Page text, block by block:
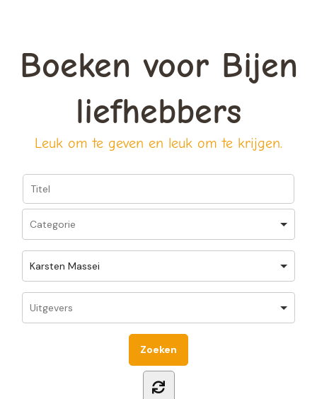
Boeken voor Bijen
liefhebbers
Leuk om te geven en leuk om te krijgen.
Karsten Massei